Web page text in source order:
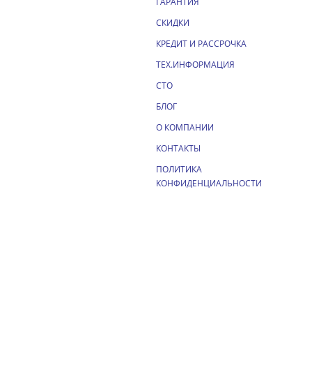
СКИДКИ
КРЕДИТ И РАССРОЧКА
ТЕХ.ИНФОРМАЦИЯ
СТО
БЛОГ
О КОМПАНИИ
КОНТАКТЫ
ПОЛИТИКА
КОНФИДЕНЦИАЛЬНОСТИ